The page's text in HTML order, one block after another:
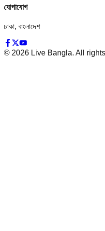
যোগাযোগ
ঢাকা, বাংলাদেশ
© 2026 Live Bangla. All